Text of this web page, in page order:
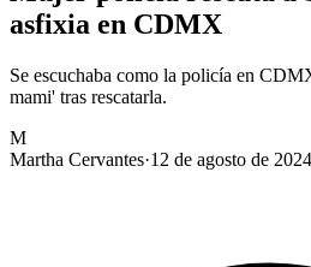
asfixia en CDMX
Se escuchaba como la policía en
mami' tras rescatarla.
M
Martha Cervantes·12 de agosto de 2024